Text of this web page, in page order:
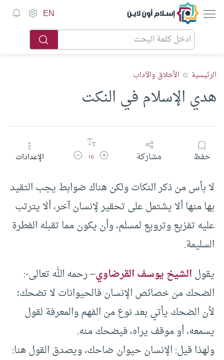
إسلام أون لاين EN
الرئيسية الأخلاق والآداب
هدي الإسلام في النكت
حفظ مشاركة زيادة حجم الخط
16 تقليل حجم الخطالإعدادات
لا بأس من ذكر النكات ولكن هناك ضوابط يجب التقيد
بها منها ألا يشتمل على تحقير لإنسان آخر، ألا يترتب
عليه تفزيع وترويع لمسلم، وأن يكون مما تقبله الفطرة
السليمة.
يقولالشيخ يوسف القرضاوي– رحمه الله تعالى-:
الضحك من خصائص الإنسان فالحيوانات لا تضحك؛
لأن الضحك يأتي بعد نوع من الفهم والمعرفة لقول
يسمعه، أو موقف يراه، فيضحك منه.
ولهذا قيل: الإنسان حيوان ضاحك، ويصدق القول هنا: